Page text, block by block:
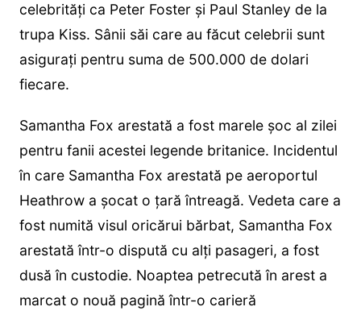
celebrități ca Peter Foster și Paul Stanley de la
trupa Kiss. Sânii săi care au făcut celebrii sunt
asigurați pentru suma de 500.000 de dolari
fiecare.
Samantha Fox arestată a fost marele șoc al zilei
pentru fanii acestei legende britanice. Incidentul
în care Samantha Fox arestată pe aeroportul
Heathrow a șocat o țară întreagă. Vedeta care a
fost numită visul oricărui bărbat, Samantha Fox
arestată într-o dispută cu alți pasageri, a fost
dusă în custodie. Noaptea petrecută în arest a
marcat o nouă pagină într-o carieră